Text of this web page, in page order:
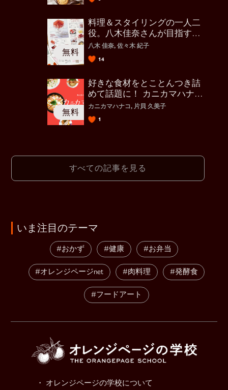
料理＆スタイリングの一人二
役。八木佳奈さんが目指す仕
事の形
八木 佳奈, 佐々木 紀子
14
好きな食材をとことんつき詰
めて話題に！ カニカマハナコ
さん
カニカマハナコ, 片貝 久美子
1
すべての記事を見る
いま注目のテーマ
#おかず #健康 #お弁当
#オレンジページnet #肉料理 #発酵食
#フードアート
・ オレンジページの学校について